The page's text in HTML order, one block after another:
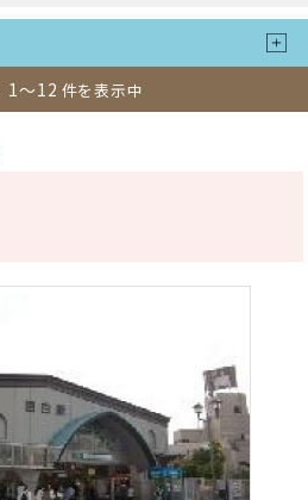
1～12 件を表示中